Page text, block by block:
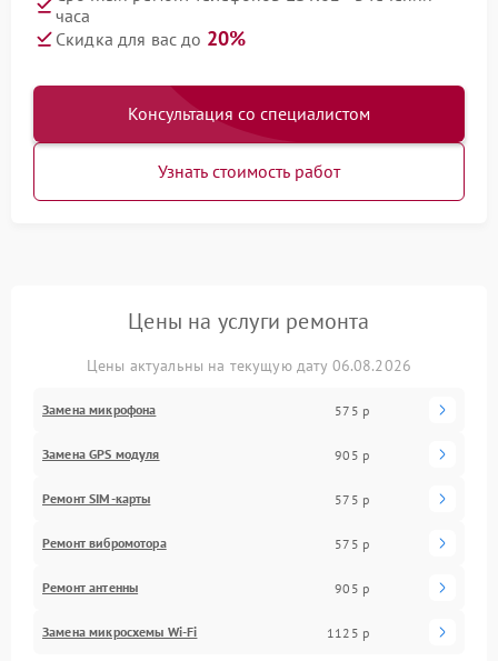
часа
Скидка для вас до 20%
Консультация со специалистом
Узнать стоимость работ
Цены на услуги ремонта
Цены актуальны на текущую дату 06.08.2026
Замена микрофона 575 р
Замена GPS модуля 905 р
Ремонт SIM-карты 575 р
Ремонт вибромотора 575 р
Ремонт антенны 905 р
Замена микросхемы Wi-Fi 1125 р